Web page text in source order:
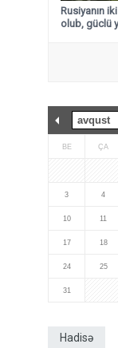
Rusiyanın
olub, güclü
BE ÇA
3 4
10 11
17 18
24 25
31
Hadisə